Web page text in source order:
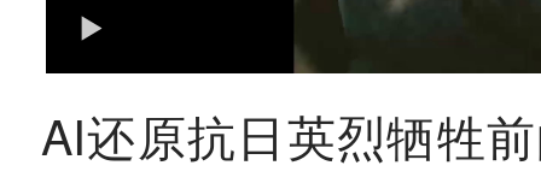
AI还原抗日英烈牺牲